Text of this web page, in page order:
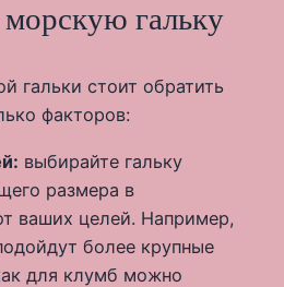
гальку
гальки стоит обратить
факторов:
выбирайте гальку
размера в
ваших целей. Например,
более крупные
для клумб можно